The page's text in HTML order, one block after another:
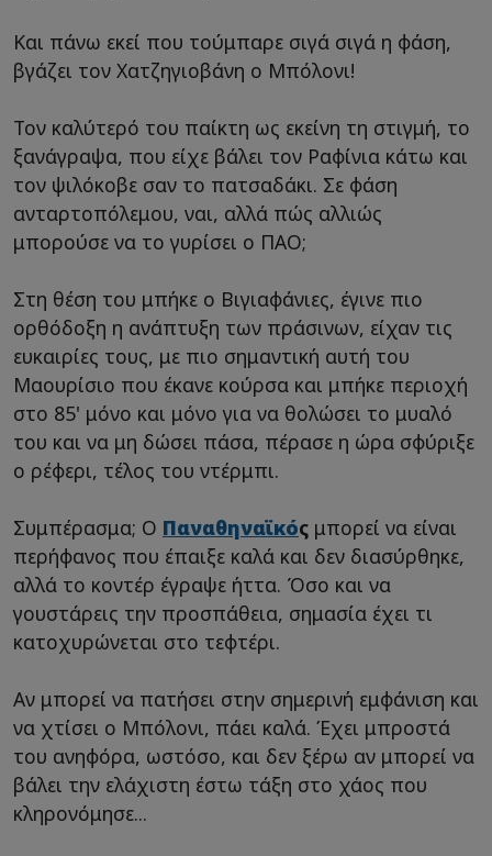
Και πάνω εκεί που τούμπαρε σιγά σιγά η φάση,
βγάζει τον Χατζηγιοβάνη ο Μπόλονι!
Τον καλύτερό του παίκτη ως εκείνη τη στιγμή, το
ξανάγραψα, που είχε βάλει τον Ραφίνια κάτω και
τον ψιλόκοβε σαν το πατσαδάκι. Σε φάση
ανταρτοπόλεμου, ναι, αλλά πώς αλλιώς
μπορούσε να το γυρίσει ο ΠΑΟ;
Στη θέση του μπήκε ο Βιγιαφάνιες, έγινε πιο
ορθόδοξη η ανάπτυξη των πράσινων, είχαν τις
ευκαιρίες τους, με πιο σημαντική αυτή του
Μαουρίσιο που έκανε κούρσα και μπήκε περιοχή
στο 85' μόνο και μόνο για να θολώσει το μυαλό
του και να μη δώσει πάσα, πέρασε η ώρα σφύριξε
ο ρέφερι, τέλος του ντέρμπι.
Συμπέρασμα; Ο Παναθηναϊκός μπορεί να είναι
περήφανος που έπαιξε καλά και δεν διασύρθηκε,
αλλά το κοντέρ έγραψε ήττα. Όσο και να
γουστάρεις την προσπάθεια, σημασία έχει τι
κατοχυρώνεται στο τεφτέρι.
Αν μπορεί να πατήσει στην σημερινή εμφάνιση και
να χτίσει ο Μπόλονι, πάει καλά. Έχει μπροστά
του ανηφόρα, ωστόσο, και δεν ξέρω αν μπορεί να
βάλει την ελάχιστη έστω τάξη στο χάος που
κληρονόμησε...